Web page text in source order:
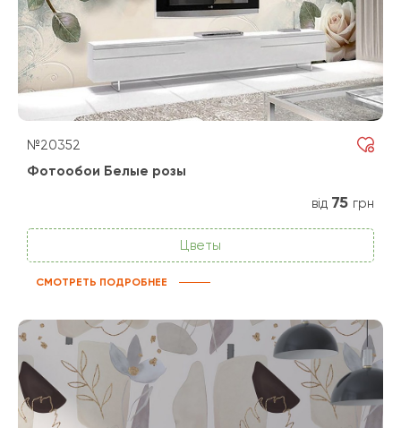
№20352
Фотообои Белые розы
від 75 грн
Цветы
СМОТРЕТЬ ПОДРОБНЕЕ